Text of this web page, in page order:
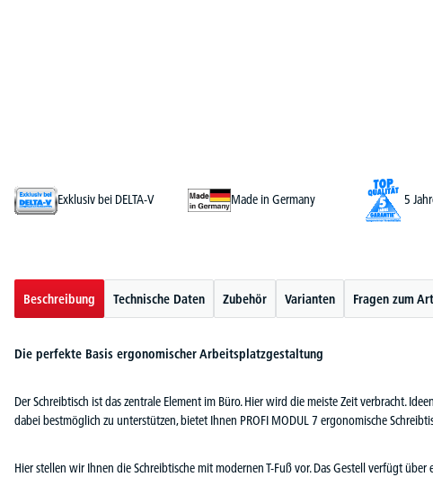
Exklusiv bei DELTA-V
Made in Germany 5
Beschreibung Technische Daten Zubehör Varianten Fragen zum
Die perfekte Basis ergonomischer Arbeitsplatzgestaltung
Der Schreibtisch ist das zentrale Element im Büro. Hier wird die meiste Zeit verbracht.
dabei bestmöglich zu unterstützen, bietet Ihnen PROFI MODUL 7 ergonomische
Hier stellen wir Ihnen die Schreibtische mit modernen T-Fuß vor. Das Gestell verfügt